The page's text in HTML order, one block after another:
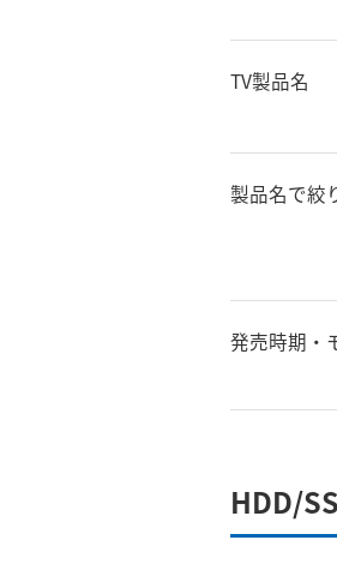
TV製品名
製品名で絞
発売時期・
HDD/